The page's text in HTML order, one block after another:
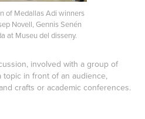
of Medallas Adi winners
Novell, Gennis Senén
at Museu del disseny.
involved with a group of
in front of an audience,
crafts or academic conferences.